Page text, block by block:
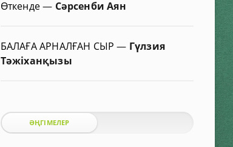
Өткенде— Сәрсенби Аян
БАЛАҒА АРНАЛҒАН СЫР— Гүлзия
Тәжіханқызы
ӘҢГІМЕЛЕР